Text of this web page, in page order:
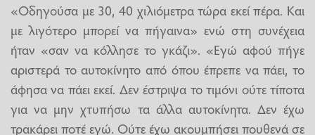
«Οδηγούσα με 30, 40 χιλιόμετρα τώρα εκεί πέρα. Και
με λιγότερο μπορεί να πήγαινα» ενώ στη συνέχεια
ήταν «σαν να κόλλησε το γκάζι». «Εγώ αφού πήγε
αριστερά το αυτοκίνητο από όπου έπρεπε να πάει, το
άφησα να πάει εκεί. Δεν έστριψα το τιμόνι ούτε τίποτα
για να μην χτυπήσω τα άλλα αυτοκίνητα. Δεν έχω
τρακάρει ποτέ εγώ. Ούτε έχω ακουμπήσει πουθενά σε